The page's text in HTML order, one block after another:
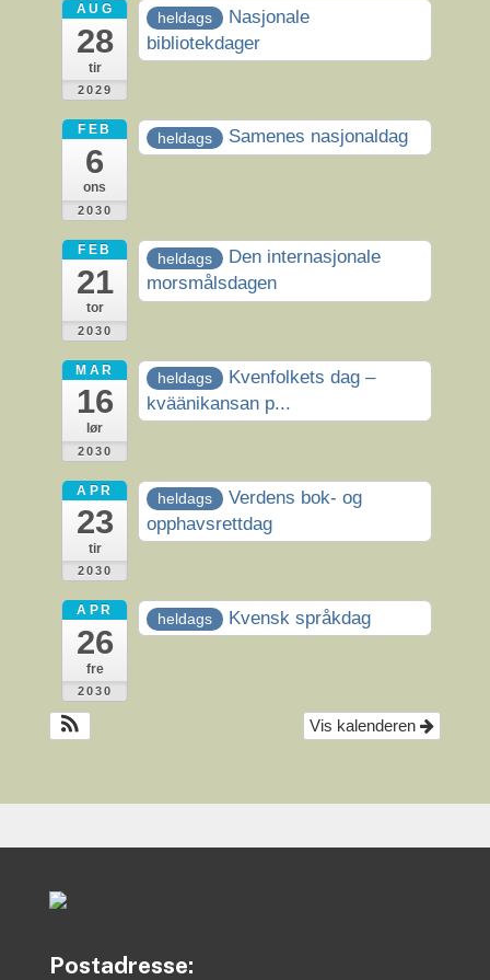
AUG
28
tir
2029
heldags
Nasjonale
bibliotekdager
FEB
6
ons
2030
heldags Samenes nasjonaldag
FEB
21
tor
2030
heldags
Den internasjonale
morsmålsdagen
MAR
16
lør
2030
heldags
Kvenfolkets dag –
kväänikansan p...
APR
23
tir
2030
heldags
Verdens bok- og
opphavsrettdag
APR
26
fre
2030
heldags Kvensk språkdag
Vis kalenderen
Postadresse: